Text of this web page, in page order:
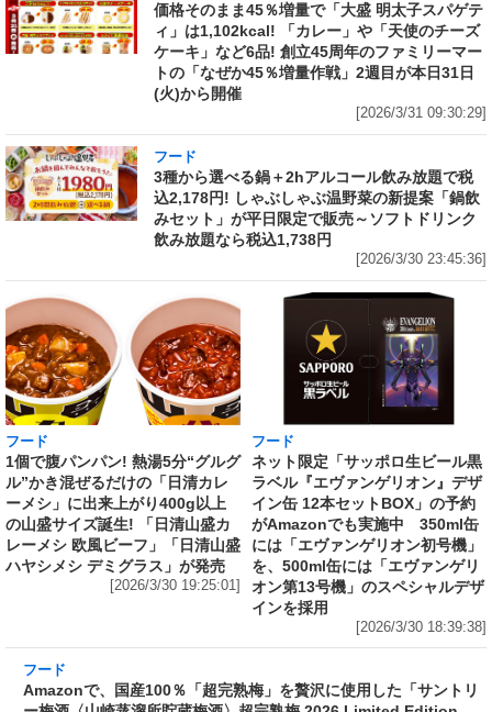
価格そのまま45％増量で「大盛 明太子スパゲテ
ィ」は1,102kcal! 「カレー」や「天使のチーズ
ケーキ」など6品! 創立45周年のファミリーマー
トの「なぜか45％増量作戦」2週目が本日31日
(火)から開催
[2026/3/31 09:30:29]
フード
3種から選べる鍋＋2hアルコール飲み放題で税
込2,178円! しゃぶしゃぶ温野菜の新提案「鍋飲
みセット」が平日限定で販売～ソフトドリンク
飲み放題なら税込1,738円
[2026/3/30 23:45:36]
フード
1個で腹パンパン! 熱湯5分“グルグ
ル”かき混ぜるだけの「日清カレ
ーメシ」に出来上がり400g以上
の山盛サイズ誕生! 「日清山盛カ
レーメシ 欧風ビーフ」「日清山盛
ハヤシメシ デミグラス」が発売
[2026/3/30 19:25:01]
フード
ネット限定「サッポロ生ビール黒
ラベル『エヴァンゲリオン』デザ
イン缶 12本セットBOX」の予約
がAmazonでも実施中 350ml缶
には「エヴァンゲリオン初号機」
を、500ml缶には「エヴァンゲリ
オン第13号機」のスペシャルデザ
インを採用
[2026/3/30 18:39:38]
Amazonで、国産100％「超完熟梅」を贅沢に使